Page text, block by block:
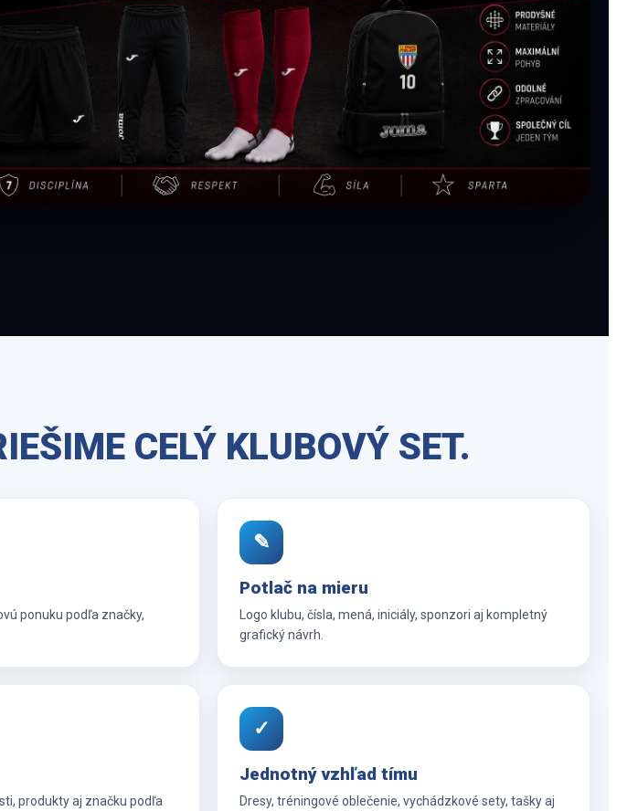
CELÝ KLUBOVÝ SET.
ponuku podľa značky,
✎
Potlač na mieru
Logo klubu, čísla, mená, iniciály, sponzori aj kompletný
grafický návrh.
produkty aj značku podľa
✓
Jednotný vzhľad tímu
Dresy, tréningové oblečenie, vychádzkové sety, tašky aj